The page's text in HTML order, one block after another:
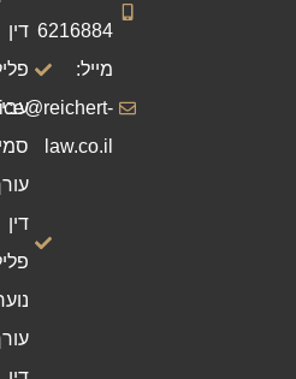
6216884
מייל:
law.co.il
דין
דין